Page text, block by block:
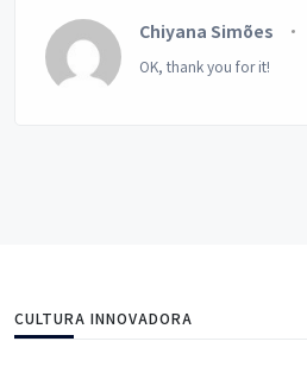
Chiyana Simões
OK, thank you for it!
CULTURA INNOVADORA